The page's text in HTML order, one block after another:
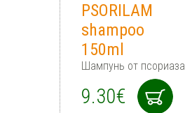
PSORILAM
shampoo
150ml
Шампунь от псориаза
9.30€